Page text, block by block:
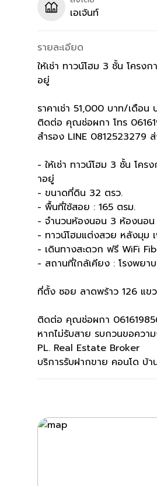
เอเจ้นท์
รายละเอียด
ให้เช่า ทาวน์โฮม 3 ชั้น โคร
อยู่
ราคาเช่า 51,000 บาท/เดือ
ติดต่อ คุณช่อผกา โทร
สำรอง LINE 0812523279
- ให้เช่า ทาวน์โฮม 3 ชั้น โค
าอยู่
- ขนาดที่ดิน 32 ตรว.
- พื้นที่ใช้สอย : 165 ตรม.
- จำนวนห้องนอน 3 ห้องนอ
- ทาวน์โฮมแต่งสวย หลังมุม เ
- เดินทางสะดวก ฟรี WiFi
- สถานที่ใกล้เคียง : โรงพยา
ที่ตั้ง ซอย ลาดพร้าว 126 แข
ติดต่อ คุณช่อผกา
หากไม่รับสาย รบกวนขอควา
PL. Real Estate Broker
บริการรับฝากขาย คอนโด บ้